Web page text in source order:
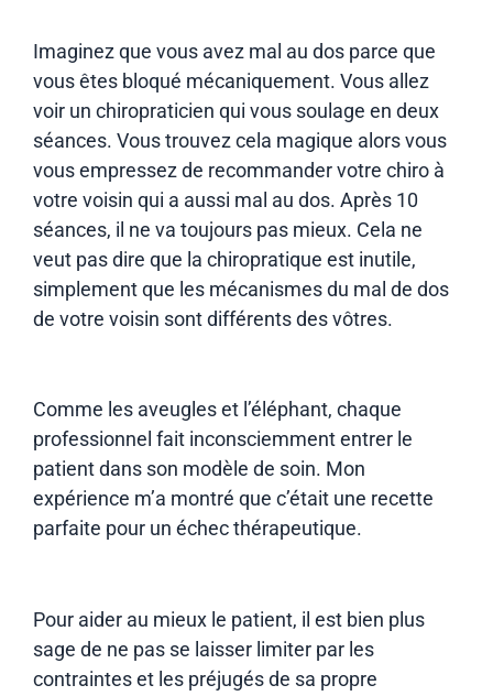
Imaginez que vous avez mal au dos parce que
vous êtes bloqué mécaniquement. Vous allez
voir un chiropraticien qui vous soulage en deux
séances. Vous trouvez cela magique alors vous
vous empressez de recommander votre chiro à
votre voisin qui a aussi mal au dos. Après 10
séances, il ne va toujours pas mieux. Cela ne
veut pas dire que la chiropratique est inutile,
simplement que les mécanismes du mal de dos
de votre voisin sont différents des vôtres.
Comme les aveugles et l’éléphant, chaque
professionnel fait inconsciemment entrer le
patient dans son modèle de soin. Mon
expérience m’a montré que c’était une recette
parfaite pour un échec thérapeutique.
Pour aider au mieux le patient, il est bien plus
sage de ne pas se laisser limiter par les
contraintes et les préjugés de sa propre